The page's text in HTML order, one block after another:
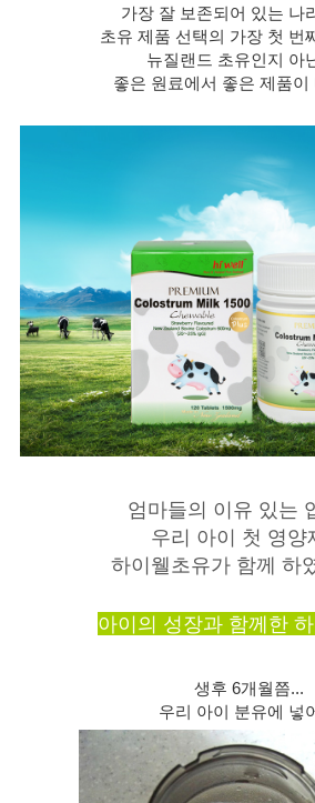
가장 잘 보존되어 있는 나
초유 제품 선택의 가장 첫 번
뉴질랜드 초유인지 아
좋은 원료에서 좋은 제품이
엄마들의 이유 있는
우리 아이 첫 영양
하이웰초유가 함께 하
아이의 성장과 함께한
생후 6개월쯤...
우리 아이 분유에 넣